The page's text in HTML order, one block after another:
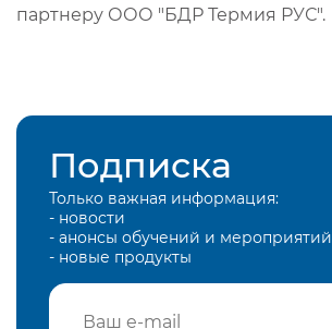
партнеру ООО "БДР Термия РУС".
Подписка
Только важная информация:
- новости
- анонсы обучений и мероприятий
- новые продукты